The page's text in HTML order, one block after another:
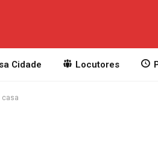
Cidade Locutores
casa